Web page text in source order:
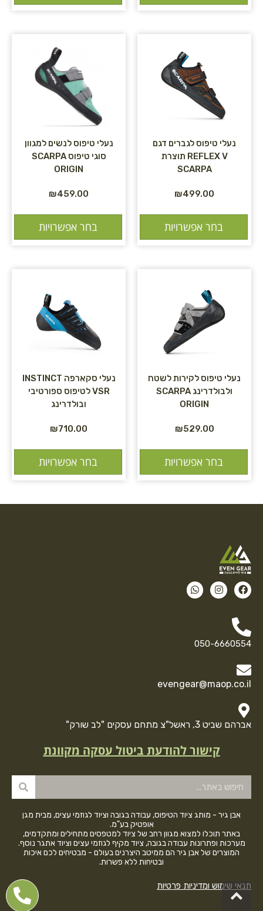
נעלי טיפוס לגברים דגם
REFLEX V תוצרת
SCARPA
₪499.00
בחר אפשרויות
נעלי טיפוס לנשים למגוון
סוגי טיפוס SCARPA
ORIGIN
₪459.00
בחר אפשרויות
נעלי טיפוס לקירות לשטח
ולבולדרינג SCARPA
ORIGIN
₪529.00
בחר אפשרויות
נעלי סקארפה INSTINCT
VSR לטיפוס ספורטיבי
ובולדרינג
₪710.00
בחר אפשרויות
050-6660554
evengear@maop.co.il
אברהם שביט 3, ראשל"צ מתחם עסקים "לב שורק"
קישור להודעת ביטול עסקה מקוונת
אבן גיר - מותג ציוד הטיפוס, עבודה בגובה וציוד לגוזמי עצים, מבית מגן
אופטיק בע"מ.
באתר תוכלו למצוא מגוון רחב של ציוד למטפסים מתחילים ומתקדמים,
מערכות ופתרונות עבודה בגובה, ציוד מקיף לגוזמי עצים וציוד אתגר נוסף.
המוצרים של אבן גיר הם ממיטב היצרנים בעולם - מבטיחים לכם איכות
ובטיחות ללא פשרות.
תנאי שימוש ומדיניות פרטיות
גלילה